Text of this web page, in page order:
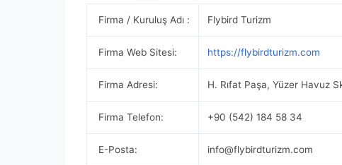
Firma / Kuruluş Adı : Flybird Turizm
Firma Web Sitesi: https://flybirdturizm.com
Firma Adresi: H. Rıfat Paşa, Yüzer Havuz
Firma Telefon: +90 (542) 184 58 34
E-Posta: info@flybirdturizm.com